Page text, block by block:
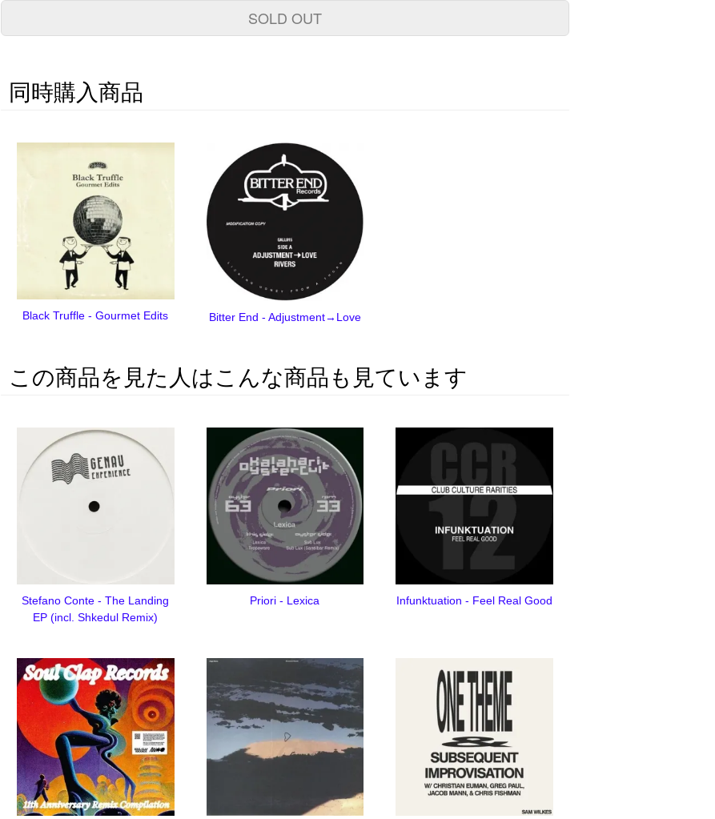
SOLD OUT
同時購入商品
Black Truffle - Gourmet Edits Bitter End - Adjustment→Love
この商品を見た人はこんな商品も見ています
Stefano Conte - The Landing
EP (incl. Shkedul Remix)
Priori - Lexica Infunktuation - Feel Real Good